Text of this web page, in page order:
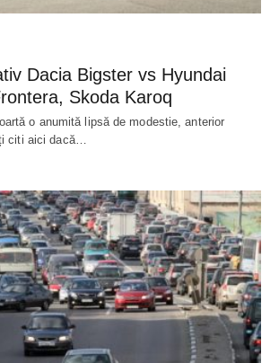
Dacia Bigster vs Hyundai
Skoda Karoq
o anumită lipsă de modestie, anterior
citi aici dacă…